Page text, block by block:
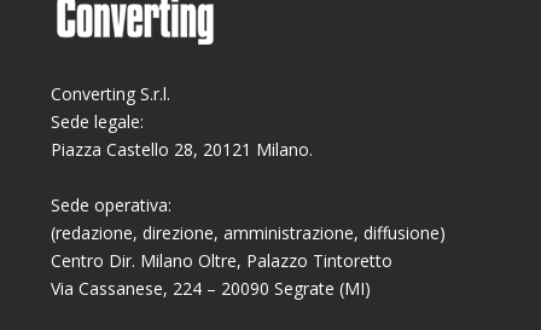
Converting S.r.l.
Sede legale:
Piazza Castello 28, 20121 Milano.
Sede operativa:
(redazione, direzione, amministrazione, diffusione)
Centro Dir. Milano Oltre, Palazzo Tintoretto
Via Cassanese, 224 – 20090 Segrate (MI)